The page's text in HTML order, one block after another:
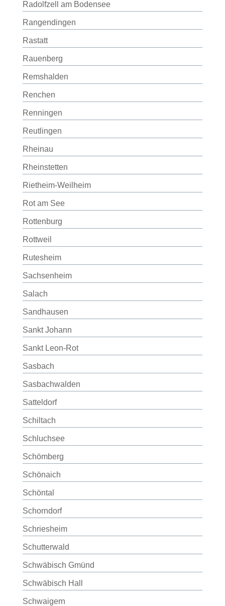
Radolfzell am Bodensee
Rangendingen
Rastatt
Rauenberg
Remshalden
Renchen
Renningen
Reutlingen
Rheinau
Rheinstetten
Rietheim-Weilheim
Rot am See
Rottenburg
Rottweil
Rutesheim
Sachsenheim
Salach
Sandhausen
Sankt Johann
Sankt Leon-Rot
Sasbach
Sasbachwalden
Satteldorf
Schiltach
Schluchsee
Schömberg
Schönaich
Schöntal
Schorndorf
Schriesheim
Schutterwald
Schwäbisch Gmünd
Schwäbisch Hall
Schwaigern